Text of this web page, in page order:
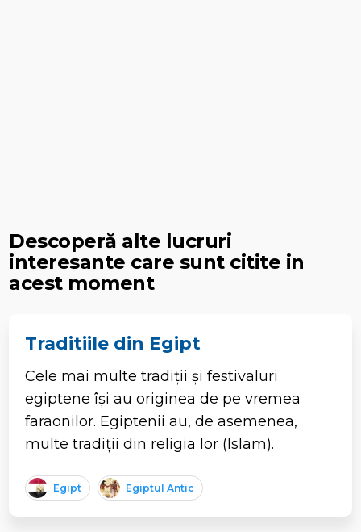
Descoperă alte lucruri
interesante care sunt citite in
acest moment
Traditiile din Egipt
Cele mai multe tradiții și festivaluri
egiptene își au originea de pe vremea
faraonilor. Egiptenii au, de asemenea,
multe tradiții din religia lor (Islam).
Egipt Egiptul Antic